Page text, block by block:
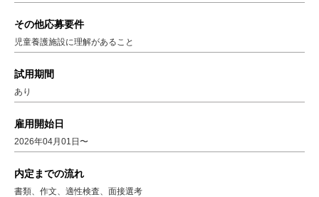
その他応募要件
児童養護施設に理解があること
試用期間
あり
雇用開始日
2026年04月01日〜
内定までの流れ
書類、作文、適性検査、面接選考